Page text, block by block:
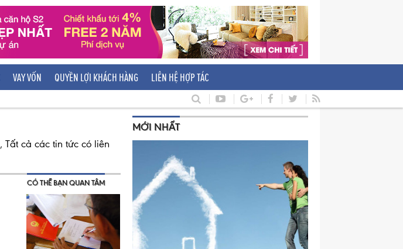
VAY VỐN QUYỀN LỢI KHÁCH HÀNG LIÊN HỆ HỢP TÁC
, Tất cả các tin tức có liên
CÓ THỂ BẠN QUAN TÂM
MỚI NHẤT